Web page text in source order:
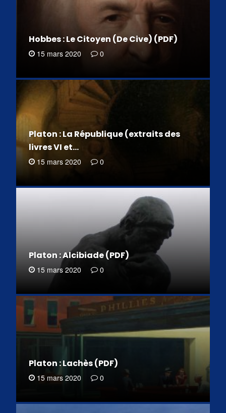
Hobbes : Le Citoyen (De Cive) (PDF)
15 mars 2020 0
Platon : La République (extraits des
livres VI et…
15 mars 2020 0
Platon : Alcibiade (PDF)
15 mars 2020 0
Platon : Lachès (PDF)
15 mars 2020 0